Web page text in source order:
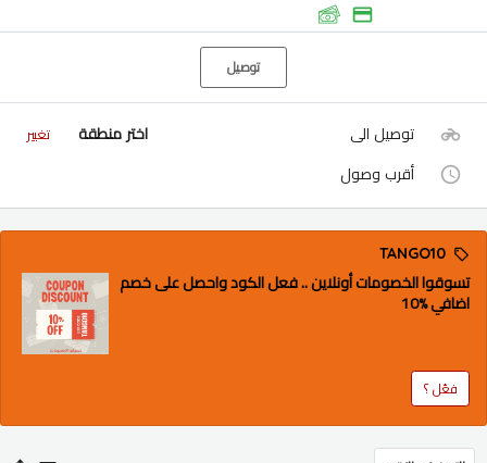
توصيل
توصيل الى اختر منطقة تغيير
أقرب وصول
TANGO10
تسوقوا الخصومات أونلاين .. فعل الكود واحصل على خصم
اضافي %10
فعّل ؟